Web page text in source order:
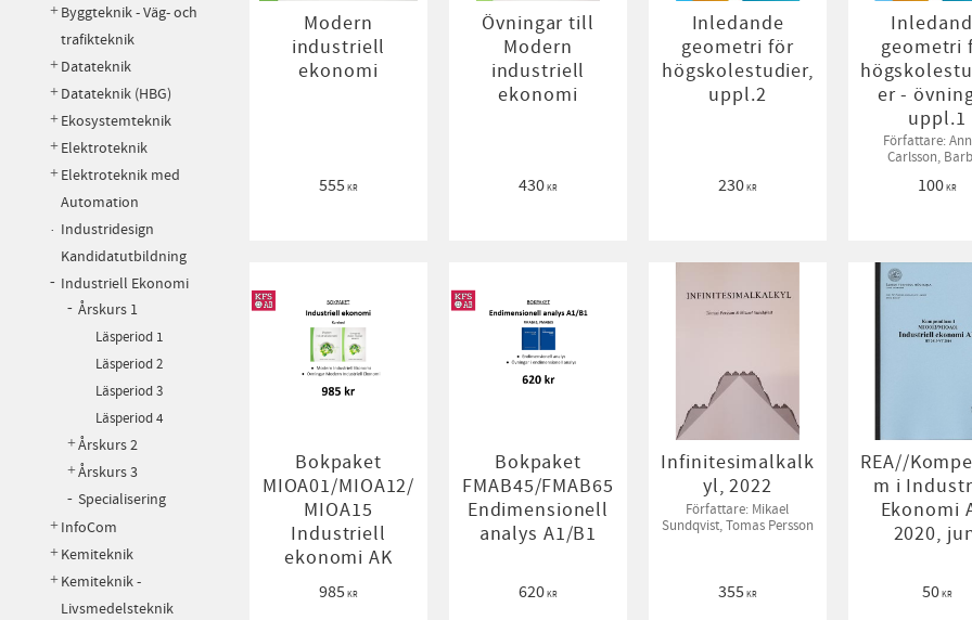
Modern
industriell
ekonomi
555 KR
Övningar till
Modern
industriell
ekonomi
430KR
Inledande
geometri för
högskolestudier,
uppl.2
230KR
geometri
er -
uppl.1
Författare:
Carlsson,
Sahlén, Bodil
100KR
Bokpaket
MIOA01/MIOA12/
MIOA15
Industriell
ekonomi AK
985 KR
Bokpaket
FMAB45/FMAB65
Endimensionell
analys A1/B1
620KR
Infinitesimalkalk
yl, 2022
Författare: Mikael
Sundqvist, Tomas Persson
355 KR
REA//
m i
Ekonomi
2020,
50KR
Byggteknik - Väg- och
trafikteknik
Datateknik
Datateknik (HBG)
Ekosystemteknik
Elektroteknik
Elektroteknik med
Automation
Industridesign
Kandidatutbildning
Industriell Ekonomi
Årskurs 1
Läsperiod 1
Läsperiod 2
Läsperiod 3
Läsperiod 4
Årskurs 2
Årskurs 3
Specialisering
InfoCom
Kemiteknik
Kemiteknik -
Livsmedelsteknik